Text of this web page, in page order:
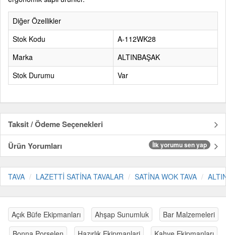
Diğer Özellikler
Stok Kodu
A-112WK28
Marka
ALTINBAŞAK
Stok Durumu
Var
Taksit / Ödeme Seçenekleri
Ürün Yorumları
İlk yorumu sen yap
TAVA LAZETTİ SATİNA TAVALAR SATİNA WOK TAVA
Açık Büfe Ekipmanları Ahşap Sunumluk
Bar Malzemeleri